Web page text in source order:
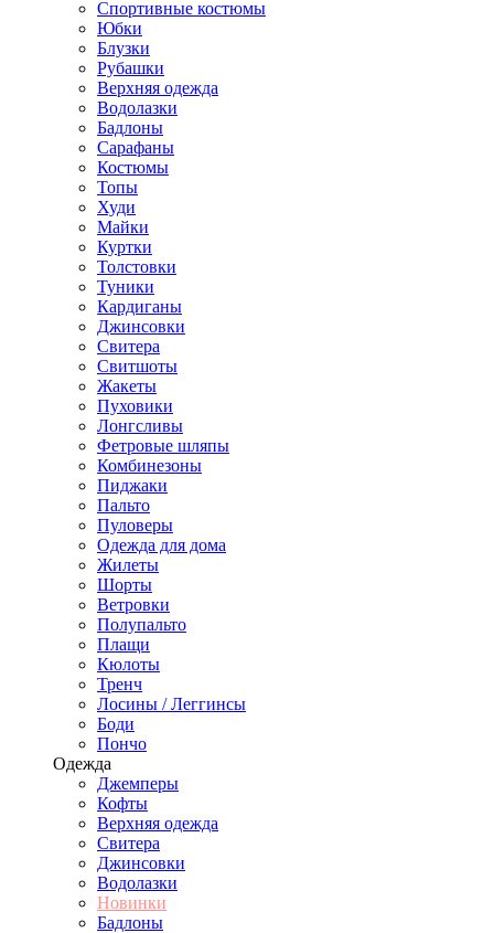
Спортивные костюмы
Юбки
Блузки
Рубашки
Верхняя одежда
Водолазки
Бадлоны
Сарафаны
Костюмы
Топы
Худи
Майки
Куртки
Толстовки
Туники
Кардиганы
Джинсовки
Свитера
Свитшоты
Жакеты
Пуховики
Лонгсливы
Фетровые шляпы
Комбинезоны
Пиджаки
Пальто
Пуловеры
Одежда для дома
Жилеты
Шорты
Ветровки
Полупальто
Плащи
Кюлоты
Тренч
Лосины / Леггинсы
Боди
Пончо
Одежда
Джемперы
Кофты
Верхняя одежда
Свитера
Джинсовки
Водолазки
Новинки
Бадлоны